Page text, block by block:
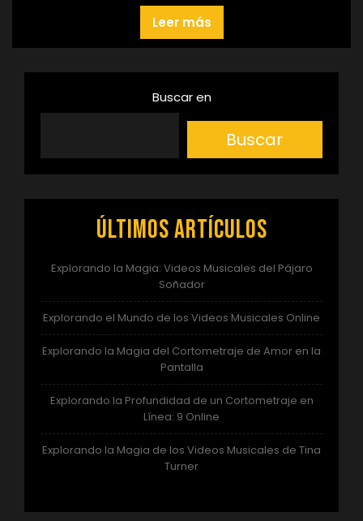
Leer más
Buscar en
Buscar
Últimos artículos
Explorando la Magia: Videos Musicales del Pájaro
Soñador
Explorando el Mundo de los Videos Musicales Online
Explorando la Magia del Cortometraje de Amor en la
Pantalla
Explorando la Profundidad de un Cortometraje en
Línea: 9 Online
Explorando la Magia de los Videos Musicales de Tina
Turner